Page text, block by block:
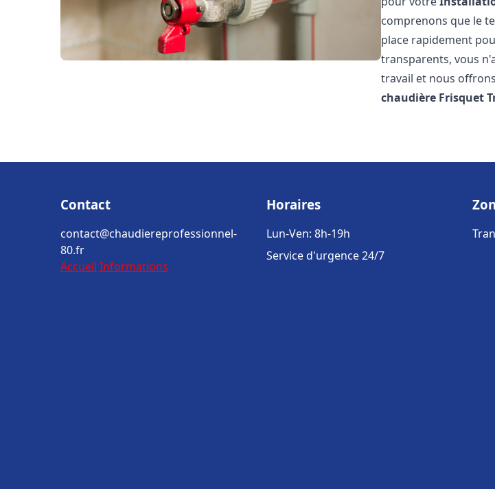
comprenons que le
place rapidement
transparents, vous
travail et nous
chaudière Frisquet
Contact
contact@chaudiereprofessionnel-
80.fr
Accueil Informations
Horaires
Lun-Ven: 8h-19h
Service d'urgence 24/7